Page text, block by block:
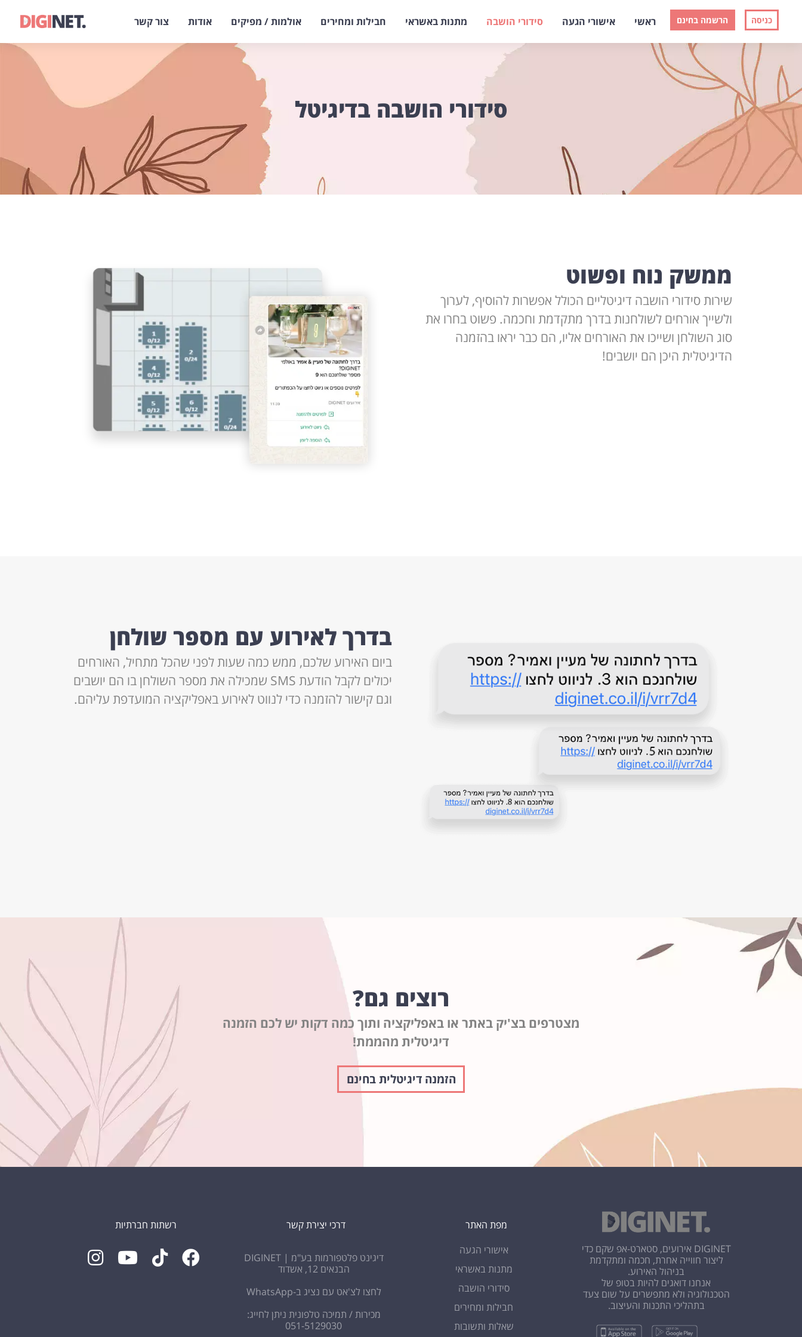
כניסה הרשמה בחינם ראשי אישורי הגעה סידורי הושבה מתנות באשראי חבילות ומחירים אולמות / מפיקים אודות צור קשר
סידורי הושבה בדיגיטל
ממשק נוח ופשוט
שירות סידורי הושבה דיגיטליים הכולל אפשרות להוסיף, לערוך
ולשייך אורחים לשולחנות בדרך מתקדמת וחכמה. פשוט בחרו את
סוג השולחן ושייכו את האורחים אליו, הם כבר יראו בהזמנה
הדיגיטלית היכן הם יושבים!
בדרך לאירוע עם מספר שולחן
ביום האירוע שלכם, ממש כמה שעות לפני שהכל מתחיל, האורחים
יכולים לקבל הודעת SMS שמכילה את מספר השולחן בו הם יושבים
וגם קישור להזמנה כדי לנווט לאירוע באפליקציה המועדפת עליהם.
רוצים גם?
מצטרפים בצ'יק באתר או באפליקציה ותוך כמה דקות יש לכם הזמנה
דיגיטלית מהממת!
הזמנה דיגיטלית בחינם
DIGINET אירועים, סטארט-אפ שקם כדי
ליצור חווייה אחרת, חכמה ומתקדמת
בניהול האירוע.
אנחנו דואגים להיות בטופ של
הטכנולוגיה ולא מתפשרים על שום צעד
בתהליכי התכנות והעיצוב.
מפת האתר
אישורי הגעה
מתנות באשראי
סידורי הושבה
חבילות ומחירים
שאלות ותשובות
דרכי יצירת קשר
דיגינט פלטפורמות בע"מ | DIGINET
הבנאים 12, אשדוד
לחצו לצ'אט עם נציג ב-WhatsApp
מכירות / תמיכה טלפונית ניתן לחייג:
051-5129030
רשתות חברתיות